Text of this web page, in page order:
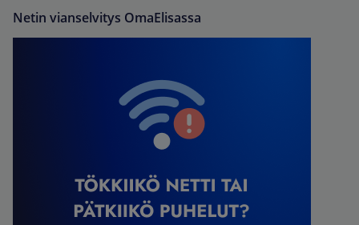
Netin vianselvitys OmaElisassa